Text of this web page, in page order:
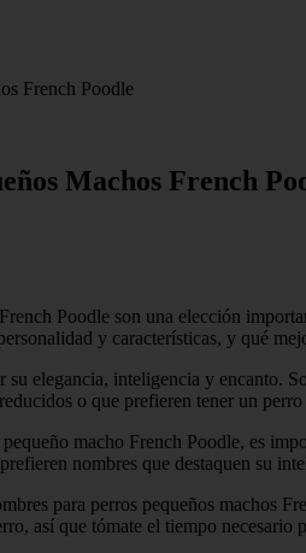
French Poodle
Machos French
Poodle son una elección
y características, y qué
elegancia, inteligencia y encanto.
o que prefieren tener un
macho French Poodle, es
nombres que destaquen su
para perros pequeños machos
así que tómate el tiempo